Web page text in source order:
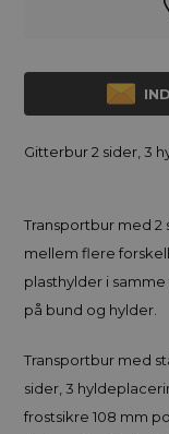
Gitterbur 2 sider, 3
Transportbur med
mellem flere
plasthylder i
på bund og hylder.
Transportbur med
sider, 3
frostsikre 108 mm